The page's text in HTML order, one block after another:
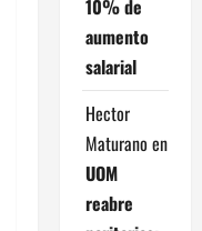
10% de
aumento
salarial
Hector
Maturano en
UOM
reabre